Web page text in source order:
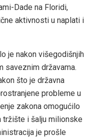
Dade na Floridi,
aktivnosti u naplati i
je nakon višegodišnjih
saveznim državama.
što je državna
probleme u
zakona omogućilo
tržište i šalju milionske
je prošle